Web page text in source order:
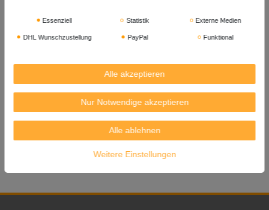
Maki 太巻き) vorzubereiten.
Maße: ca. 20,8 cm x 7 cm x 6,9 cm
Herkunft: Japan
Versandgewicht: 210g
Essenziell Statistik Externe Medien
DHL Wunschzustellung PayPal Funktional
Alle akzeptieren
Nur Notwendige akzeptieren
Alle ablehnen
Weitere Einstellungen